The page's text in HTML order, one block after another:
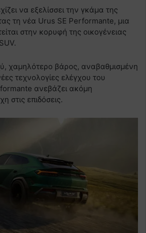
να εξελίσσει την γκάμα της
τη νέα Urus SE Performante, μια
στην κορυφή της οικογένειας
χαμηλότερο βάρος, αναβαθμισμένη
τεχνολογίες ελέγχου του
ανεβάζει ακόμη
στις επιδόσεις.